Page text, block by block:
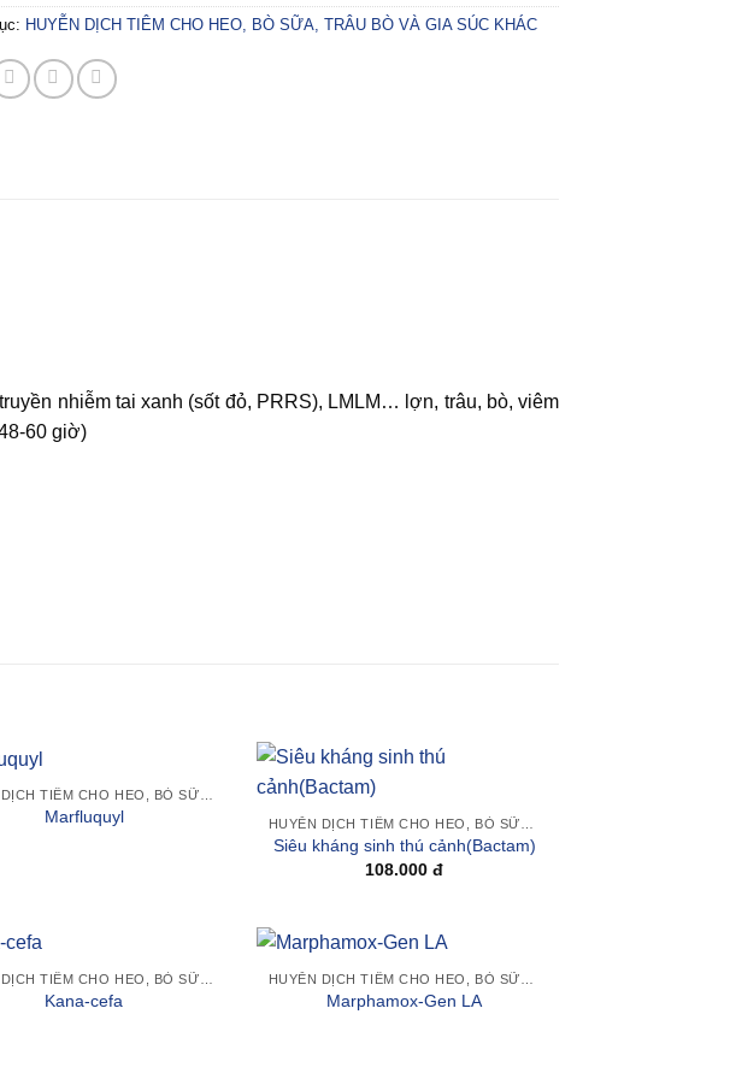
HUYỄN DỊCH TIÊM CHO HEO, BÒ SỮA, TRÂU BÒ VÀ GIA SÚC KHÁC
nhiễm tai xanh (sốt đỏ, PRRS), LMLM… lợn, trâu, bò, viêm
60 giờ)
Marfluquyl
wishlist
+
Siêu kháng sinh thú cảnh(Bactam)
108.000đ
Kana-cefa
+
Marphamox-Gen LA